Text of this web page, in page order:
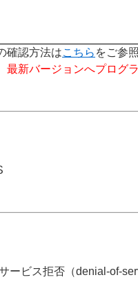
確認方法はこちら をご参
新バージョンへプログ
ービス拒否（denial-of-